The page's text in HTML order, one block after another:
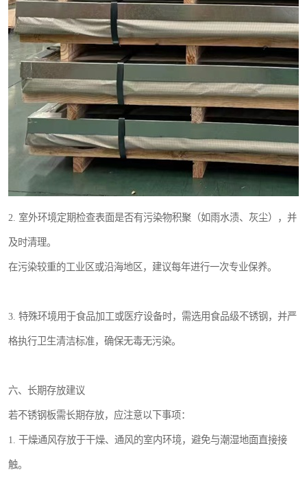
2. 室外环境定期检查表面是否有污染物积聚（如雨水渍、灰尘），并
及时清理。
在污染较重的工业区或沿海地区，建议每年进行一次专业保养。
3. 特殊环境用于食品加工或医疗设备时，需选用食品级不锈钢，并严
格执行卫生清洁标准，确保无毒无污染。
六、长期存放建议
若不锈钢板需长期存放，应注意以下事项：
1. 干燥通风存放于干燥、通风的室内环境，避免与潮湿地面直接接
触。